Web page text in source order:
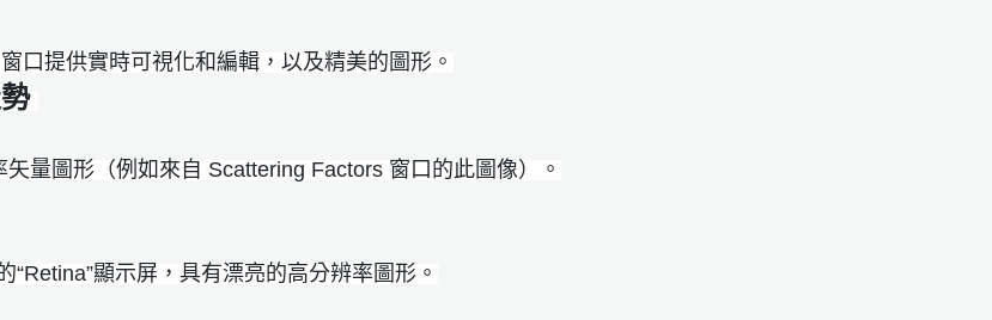
口提供實時可視化和編輯，以及精美的圖形。
量圖形（例如來自 Scattering Factors 窗口的此圖像）。
“Retina”顯示屏，具有漂亮的高分辨率圖形。